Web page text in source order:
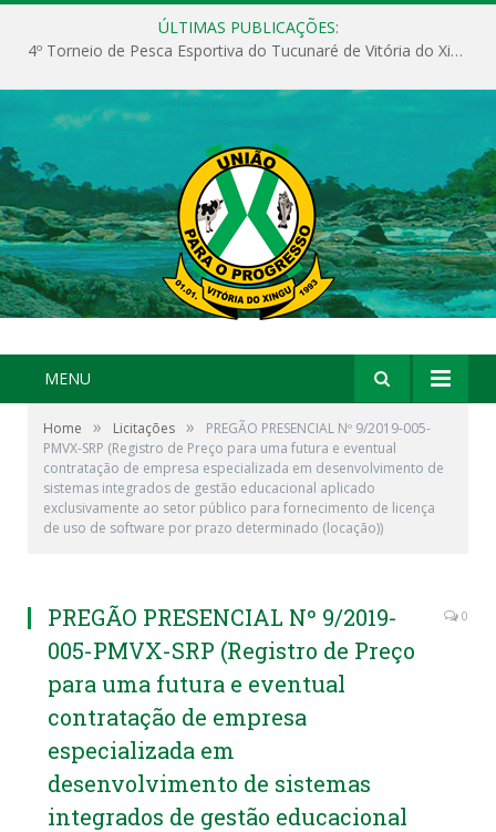
ÚLTIMAS PUBLICAÇÕES:
4º Torneio de Pesca Esportiva do Tucunaré de Vitória do Xingu
MENU
Home » Licitações »
PREGÃO PRESENCIAL Nº 9/2019-005-
PMVX-SRP (Registro de Preço para uma futura e eventual
contratação de empresa especializada em desenvolvimento de
sistemas integrados de gestão educacional aplicado
exclusivamente ao setor público para fornecimento de licença
de uso de software por prazo determinado (locação))
PREGÃO PRESENCIAL Nº 9/2019-
005-PMVX-SRP (Registro de Preço
para uma futura e eventual
contratação de empresa
especializada em
desenvolvimento de sistemas
integrados de gestão educacional
0